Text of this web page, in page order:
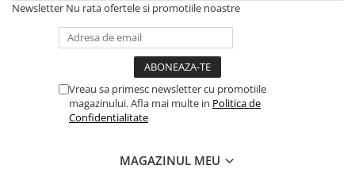
Newsletter Nu rata ofertele si promotiile noastre
Vreau sa primesc newsletter cu promotiile
magazinului. Afla mai multe in Politica de
Confidentialitate
MAGAZINUL MEU